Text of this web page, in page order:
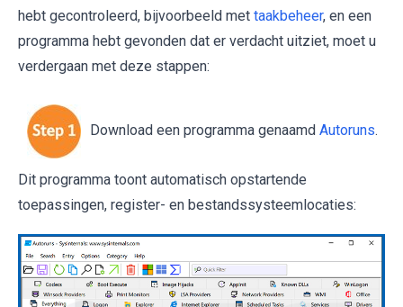
hebt gecontroleerd, bijvoorbeeld met taakbeheer, en een
programma hebt gevonden dat er verdacht uitziet, moet u
verdergaan met deze stappen:
Download een programma genaamd Autoruns.
Dit programma toont automatisch opstartende
toepassingen, register- en bestandssysteemlocaties: